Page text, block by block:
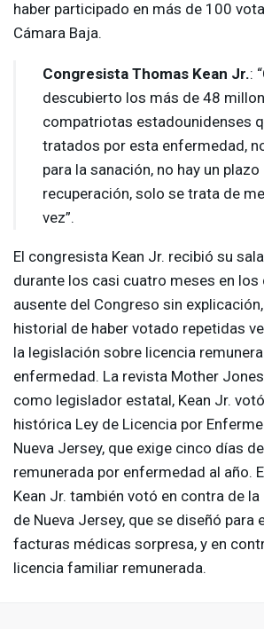
haber participado en más de 100
Cámara Baja.
Congresista Thomas Kean Jr.:
descubierto los más de 48
compatriotas estadounidenses
tratados por esta enfermedad,
para la sanación, no hay un plazo
recuperación, solo se trata de
vez”.
El congresista Kean Jr. recibió su
durante los casi cuatro meses en los
ausente del Congreso sin
historial de haber votado repetidas
la legislación sobre licencia
enfermedad. La revista Mother
como legislador estatal, Kean Jr.
histórica Ley de Licencia por
Nueva Jersey, que exige cinco días
remunerada por enfermedad al año.
Kean Jr. también votó en contra de la
de Nueva Jersey, que se diseñó para
facturas médicas sorpresa, y en
licencia familiar remunerada.